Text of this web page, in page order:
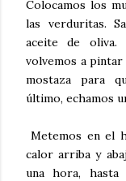
Colocamos los
las verduritas.
aceite de oliva.
volvemos a
mostaza para
último, echamos
Metemos en el
calor arriba y
una hora,